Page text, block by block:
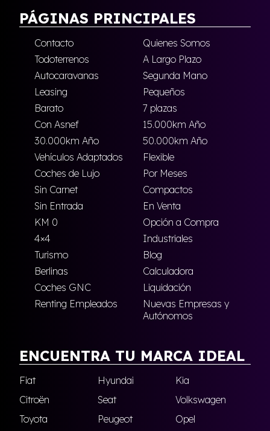
PÁGINAS PRINCIPALES
Contacto
Quienes Somos
Todoterrenos
A Largo Plazo
Autocaravanas
Segunda Mano
Leasing
Pequeños
Barato
7 plazas
Con Asnef
15.000km Año
30.000km Año
50.000km Año
Vehículos Adaptados
Flexible
Coches de Lujo
Por Meses
Sin Carnet
Compactos
Sin Entrada
En Venta
KM 0
Opción a Compra
4×4
Industriales
Turismo
Blog
Berlinas
Calculadora
Coches GNC
Liquidación
Renting Empleados
Nuevas Empresas y
Autónomos
ENCUENTRA TU MARCA IDEAL
Fiat Hyundai
Kia
Citroën
Seat
Volkswagen
Toyota
Peugeot Opel